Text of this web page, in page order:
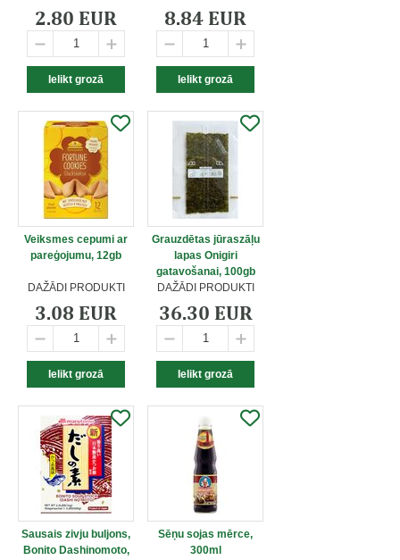
2.80 EUR 8.84 EUR
Veiksmes cepumi ar
pareģojumu, 12gb
DAŽĀDI PRODUKTI
3.08 EUR
Grauzdētas jūraszāļu
lapas Onigiri
gatavošanai, 100gb
DAŽĀDI PRODUKTI
36.30 EUR
Sausais zivju buljons,
Bonito Dashinomoto,
Sēņu sojas mērce,
300ml